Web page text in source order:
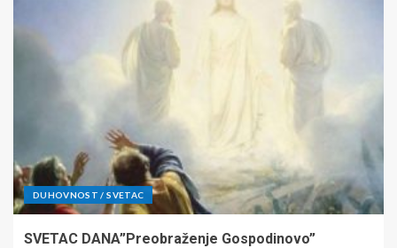
DUHOVNOST / SVETAC
SVETAC DANA”Preobraženje Gospodinovo”